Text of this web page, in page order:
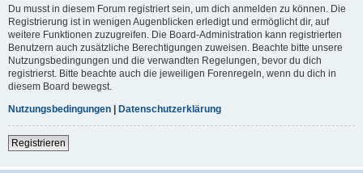
Du musst in diesem Forum registriert sein, um dich anmelden zu können. Die
Registrierung ist in wenigen Augenblicken erledigt und ermöglicht dir, auf
weitere Funktionen zuzugreifen. Die Board-Administration kann registrierten
Benutzern auch zusätzliche Berechtigungen zuweisen. Beachte bitte unsere
Nutzungsbedingungen und die verwandten Regelungen, bevor du dich
registrierst. Bitte beachte auch die jeweiligen Forenregeln, wenn du dich in
diesem Board bewegst.
Nutzungsbedingungen | Datenschutzerklärung
Registrieren